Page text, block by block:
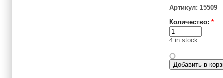
Артикул: 15509
Количество: *
4 in stock